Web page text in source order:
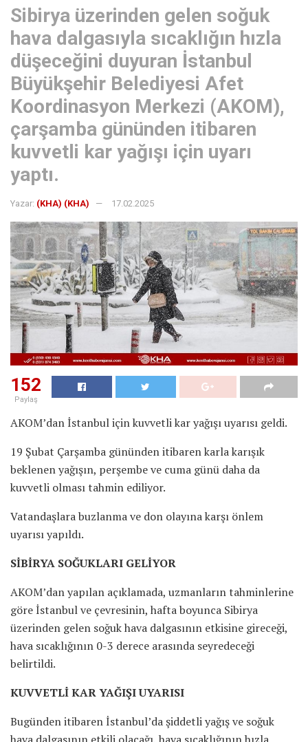
Sibirya üzerinden gelen soğuk
hava dalgasıyla sıcaklığın hızla
düşeceğini duyuran İstanbul
Büyükşehir Belediyesi Afet
Koordinasyon Merkezi (AKOM),
çarşamba gününden itibaren
kuvvetli kar yağışı için uyarı
yaptı.
Yazar: (KHA) (KHA) 17.02.2025
152
Paylaş
AKOM’dan İstanbul için kuvvetli kar yağışı uyarısı geldi.
19 Şubat Çarşamba gününden itibaren karla karışık
beklenen yağışın, perşembe ve cuma günü daha da
kuvvetli olması tahmin ediliyor.
Vatandaşlara buzlanma ve don olayına karşı önlem
uyarısı yapıldı.
SİBİRYA SOĞUKLARI GELİYOR
AKOM’dan yapılan açıklamada, uzmanların tahminlerine
göre İstanbul ve çevresinin, hafta boyunca Sibirya
üzerinden gelen soğuk hava dalgasının etkisine gireceği,
hava sıcaklığının 0-3 derece arasında seyredeceği
belirtildi.
KUVVETLİ KAR YAĞIŞI UYARISI
Bugünden itibaren İstanbul’da şiddetli yağış ve soğuk
hava dalgasının etkili olacağı, hava sıcaklığının hızla